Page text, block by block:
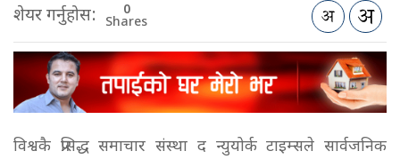
शेयर गर्नुहोस: 0
Shares
विश्वकै प्रसिद्ध समाचार संस्था द न्युयोर्क टाइम्सले सार्वजनिक